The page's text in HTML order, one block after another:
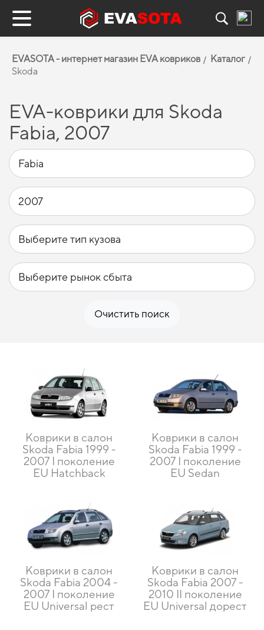
EVASOTA - интернет магазин EVA ковриков
Каталог
Skoda
EVA-коврики для Skoda
Fabia, 2007
Очистить поиск
Коврики в салон
Skoda Fabia 1999 -
2007 I поколение
EU Hatchback
Коврики в салон
Skoda Fabia 1999 -
2007 I поколение
EU Sedan
Коврики в салон
Skoda Fabia 2004 -
2007 I поколение
EU Universal рест
Коврики в салон
Skoda Fabia 2007 -
2010 II поколение
EU Universal дорест